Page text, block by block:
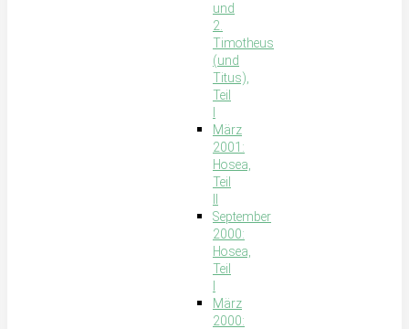
und
2.
Timotheus
(und
Titus),
Teil
März
2001:
Hosea,
Teil
September
2000:
Hosea,
Teil
März
2000: